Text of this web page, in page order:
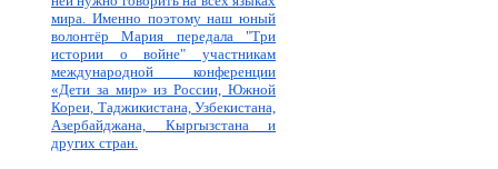
мира. Именно поэтому наш юный
волонтёр Мария передала "Три
истории о войне" участникам
международной конференции
«Дети за мир» из России, Южной
Кореи, Таджикистана, Узбекистана,
Азербайджана, Кыргызстана и
других стран.